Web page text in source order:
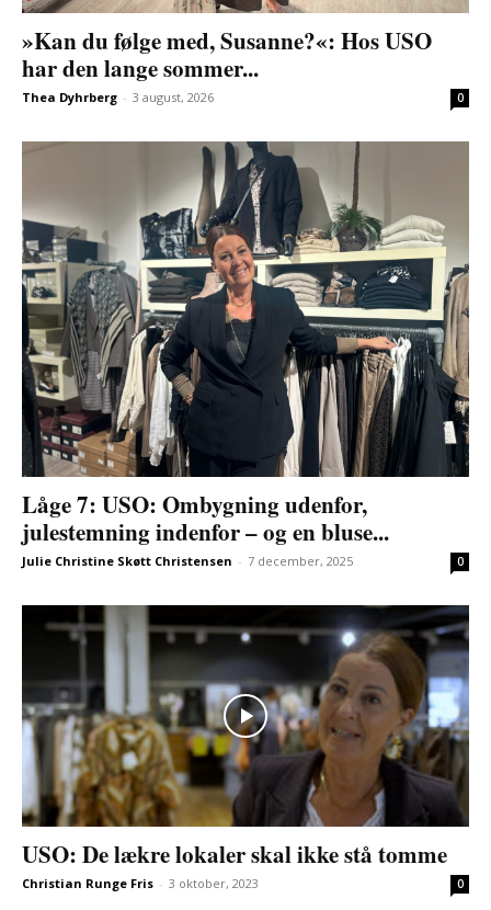
»Kan du følge med, Susanne?«: Hos USO
har den lange sommer...
Thea Dyhrberg - 3 august, 2026 0
Låge 7: USO: Ombygning udenfor,
julestemning indenfor – og en bluse...
Julie Christine Skøtt Christensen - 7 december, 2025 0
USO: De lækre lokaler skal ikke stå tomme
Christian Runge Fris - 3 oktober, 2023 0